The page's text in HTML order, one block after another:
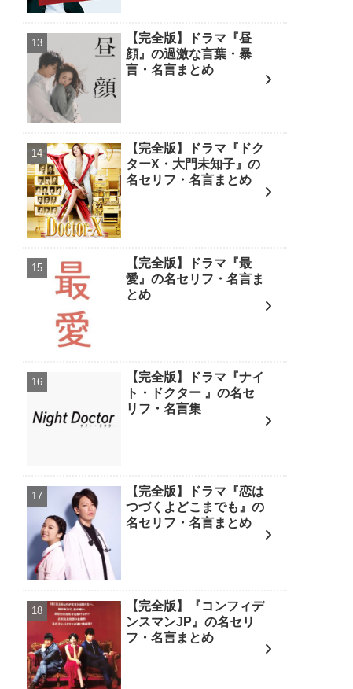
【完全版】ドラマ『昼
顔』の過激な言葉・暴
言・名言まとめ
【完全版】ドラマ『ドク
ターX・大門未知子』の
名セリフ・名言まとめ
【完全版】ドラマ『最
愛』の名セリフ・名言ま
とめ
【完全版】ドラマ『ナイ
ト・ドクター 』の名セ
リフ・名言集
【完全版】ドラマ『恋は
つづくよどこまでも』の
名セリフ・名言まとめ
【完全版】『コンフィデ
ンスマンJP』の名セリ
フ・名言まとめ